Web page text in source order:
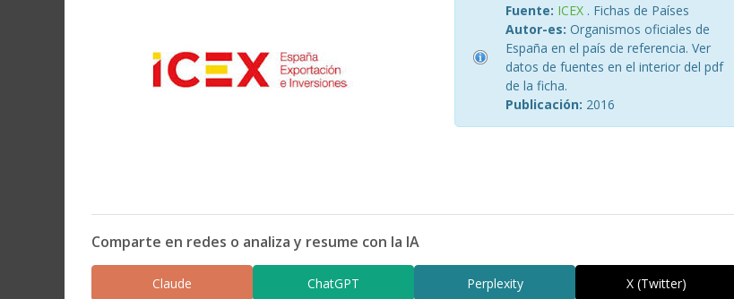
Fuente: ICEX . Fichas de Países
Autor-es: Organismos oficiales de
España en el país de referencia. Ver
datos de fuentes en el interior del pdf
de la ficha.
Publicación: 2016
Comparte en redes o analiza y resume con la IA
Claude ChatGPT Perplexity X (Twitter)